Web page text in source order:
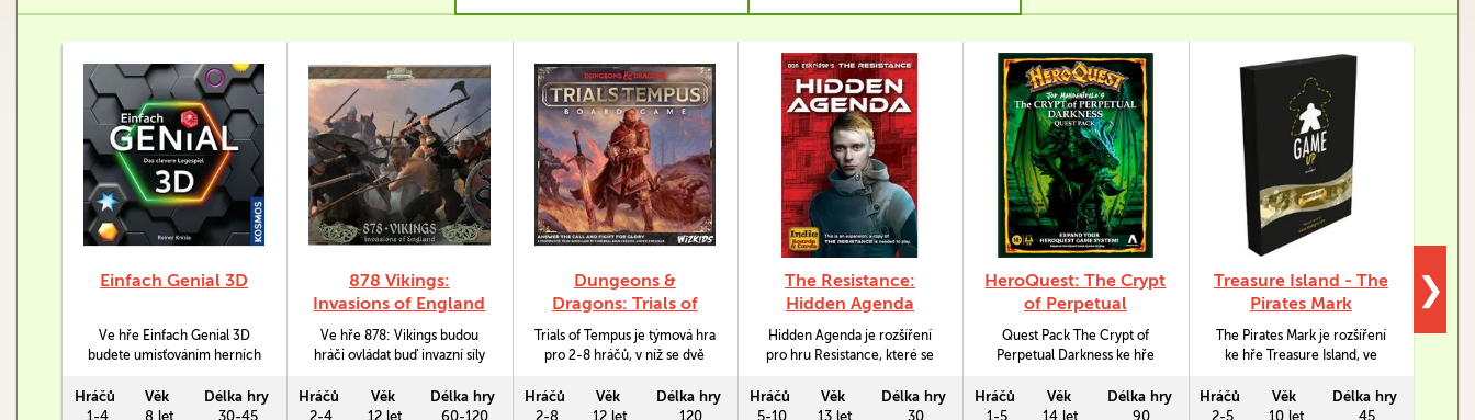
Einfach Genial 3D
Ve hře Einfach Genial 3D
budete umisťováním herních
linie, přičemž bodovat se vám
bude vždycky akorát ta
Hráčů
1-4
Věk
8 let
Délka hry
30-45
878 Vikings:
Invasions of England
Ve hře 878: Vikings budou
hráči ovládat buď invazní síly
Angličany. Ti, co se postaví za
Vikingy budou mít k dispozici
Hráčů
2-4
Věk
12 let
Délka hry
60-120
Dungeons &
Dragons: Trials of
Tempus (Standard
Edition)
Trials of Tempus je týmová hra
pro 2-8 hráčů, v níž se dvě
střetnou v boji o uznání
samotného boha války
Hráčů
2-8
Věk
12 let
Délka hry
120
The Resistance:
Hidden Agenda
Hidden Agenda je rozšíření
pro hru Resistance, které se
modulů: Assassin Module,
Defector Module a Trapper
Hráčů
5-10
Věk
13 let
Délka hry
30
HeroQuest: The Crypt
of Perpetual
Darkness
Quest Pack The Crypt of
Perpetual Darkness ke hře
epických dobrodružných
výprav navržených autorem
Hráčů
1-5
Věk
14 let
Délka hry
90
Treasure Island - The
Pirates Mark
The Pirates Mark je rozšíření
ke hře Treasure Island, ve
nakreslí na herní desku
znamení smazatelnou UV
Hráčů
2-5
Věk
10 let
Délka hry
45
❯